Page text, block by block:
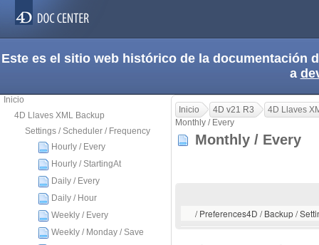
Este es el sitio web histórico de la documentación
a
Inicio
4D Llaves XML Backup
Settings / Scheduler / Frequency
Hourly / Every
Hourly / StartingAt
Daily / Every
Daily / Hour
Weekly / Every
Weekly / Monday / Save
Inicio 4D v21 R3
4D Llaves
Monthly / Every
Monthly / Every
/ Preferences4D / Backup /